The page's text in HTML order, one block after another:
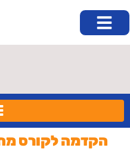
לתוכן
הקדמה לקורס